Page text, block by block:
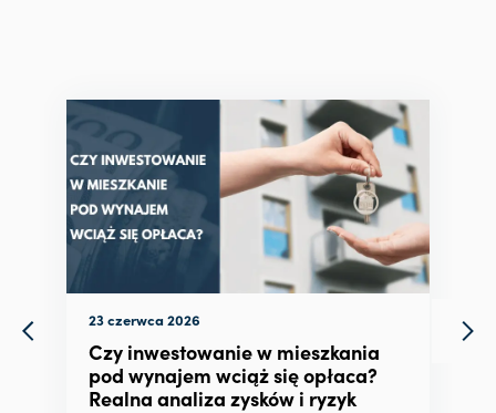
23 czerwca 2026
Czy inwestowanie w mieszkania
pod wynajem wciąż się opłaca?
Realna analiza zysków i ryzyk